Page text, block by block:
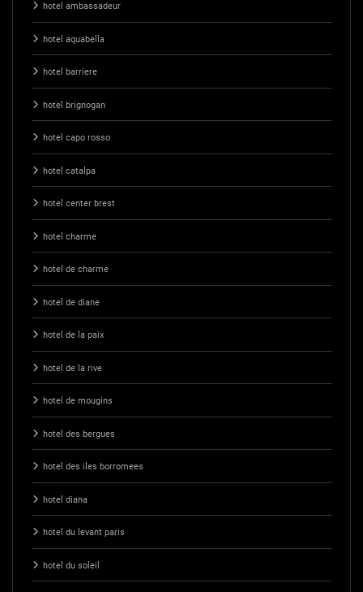
hotel ambassadeur
hotel aquabella
hotel barriere
hotel brignogan
hotel capo rosso
hotel catalpa
hotel center brest
hotel charme
hotel de charme
hotel de diane
hotel de la paix
hotel de la rive
hotel de mougins
hotel des bergues
hotel des iles borromees
hotel diana
hotel du levant paris
hotel du soleil